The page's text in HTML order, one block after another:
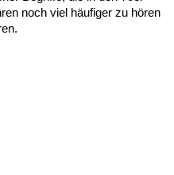
noch viel häufiger zu hören